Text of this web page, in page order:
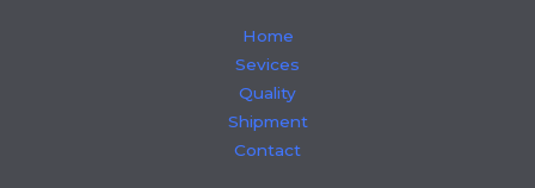
Home
Sevices
Quality
Shipment
Contact